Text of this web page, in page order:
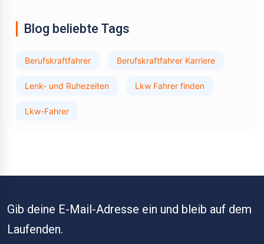
Blog beliebte Tags
Berufskraftfahrer Berufskraftfahrer Karriere
Lenk- und Ruhezeiten Lkw Fahrer finden
Lkw-Fahrer
Gib deine E-Mail-Adresse ein und bleib auf dem
Laufenden.